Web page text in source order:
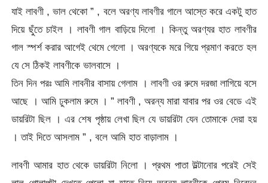
যাই লাবণী , ভাল থেকো ” , বলে অরণ্য লাবণীর গালে আস্তে করে একটু হাত
দিয়ে ছুঁতে চাইল । লাবণী গাল বাড়িয়ে দিলো । কিন্তু অরণ্যর হাত লাবণীর
গাল স্পর্শ করার আগেই থেমে গেলো । অরণ্যকে মরে গিয়ে প্রমাণ করতে হল
যে সে ঠিকই লাবণীকে ভালবাসে ।
তিন দিন পরঃ আমি লাবনীর বাসায় গেলাম । লাবণী ওর রুমে দরজা লাগিয়ে বসে
আছে । আমি ঢুকলাম রুমে । ” লাবণী , অরন্য মারা যাবার পর ওর বেডে এই
ডায়রিটা ছিল । এর শেষ পৃষ্ঠায় লেখা ছিল যে ডায়রিটা যেন তোমাকে দেয়া হয়
। তাই দিতে আসলাম ” , বলে আমি হাত বাড়ালাম ।
লাবণী আমার হাত থেকে ডায়রিটা নিলো । প্রথম পাতা উল্টানোর পরেই সেই